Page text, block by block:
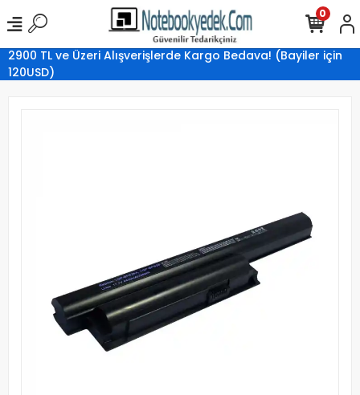
2900 TL ve Üzeri Alışverişlerde Kargo Bedava! (Bayiler için
120USD)
0